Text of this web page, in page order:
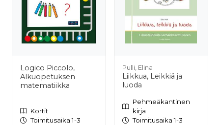
Logico Piccolo,
Alkuopetuksen
matematiikka
Kortit
Toimitusaika 1-3
Pulli, Elina
Liikkua, Leikkiä ja
luoda
Pehmeäkantinen
kirja
Toimitusaika 1-3